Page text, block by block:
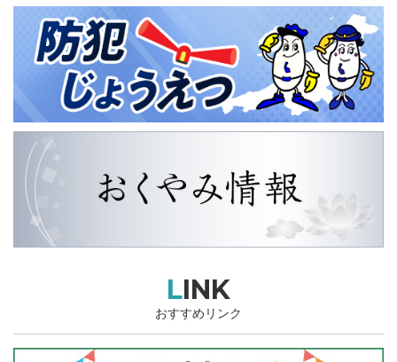
LINK
おすすめリンク